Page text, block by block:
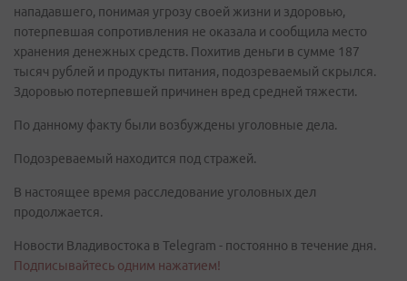
нападавшего, понимая угрозу своей жизни и здоровью,
потерпевшая сопротивления не оказала и сообщила место
хранения денежных средств. Похитив деньги в сумме 187
тысяч рублей и продукты питания, подозреваемый скрылся.
Здоровью потерпевшей причинен вред средней тяжести.
По данному факту были возбуждены уголовные дела.
Подозреваемый находится под стражей.
В настоящее время расследование уголовных дел
продолжается.
Новости Владивостока в Telegram - постоянно в течение дня.
Подписывайтесь одним нажатием!